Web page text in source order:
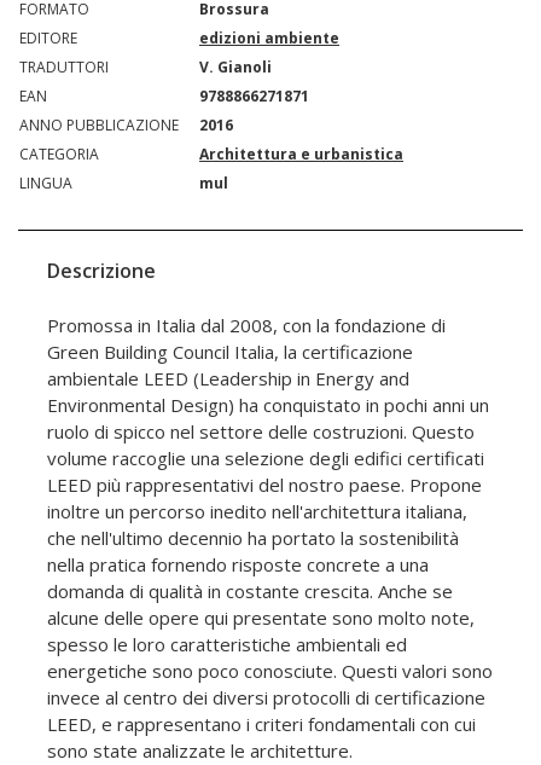
FORMATO
Brossura
EDITORE
edizioni ambiente
TRADUTTORI
V. Gianoli
EAN
9788866271871
ANNO PUBBLICAZIONE
2016
CATEGORIA
Architettura e urbanistica
LINGUA
mul
Descrizione
Promossa in Italia dal 2008, con la fondazione di
Green Building Council Italia, la certificazione
ambientale LEED (Leadership in Energy and
Environmental Design) ha conquistato in pochi anni un
ruolo di spicco nel settore delle costruzioni. Questo
volume raccoglie una selezione degli edifici certificati
LEED più rappresentativi del nostro paese. Propone
inoltre un percorso inedito nell'architettura italiana,
che nell'ultimo decennio ha portato la sostenibilità
nella pratica fornendo risposte concrete a una
domanda di qualità in costante crescita. Anche se
alcune delle opere qui presentate sono molto note,
spesso le loro caratteristiche ambientali ed
energetiche sono poco conosciute. Questi valori sono
invece al centro dei diversi protocolli di certificazione
LEED, e rappresentano i criteri fondamentali con cui
sono state analizzate le architetture.